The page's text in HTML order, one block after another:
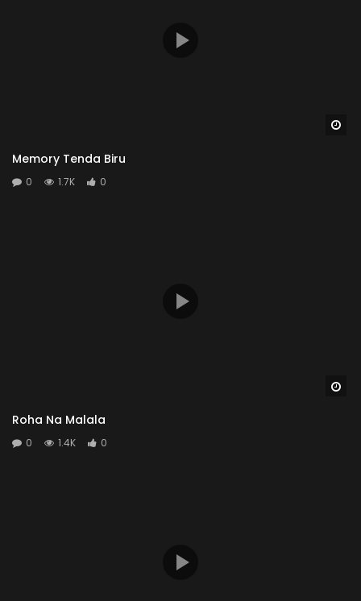
Memory Tenda Biru
0 1.7K 0
Roha Na Malala
0 1.4K 0